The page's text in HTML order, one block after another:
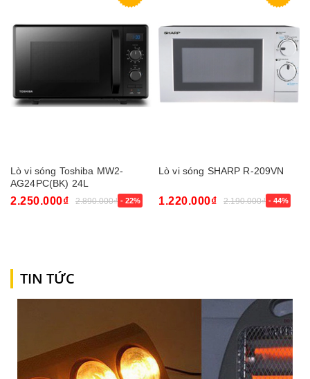
Lò vi sóng Toshiba MW2-
AG24PC(BK) 24L
2.250.000₫ 2.890.000₫ - 22%
Lò vi sóng SHARP R-209VN
1.220.000₫ 2.190.000₫ - 44%
TIN TỨC